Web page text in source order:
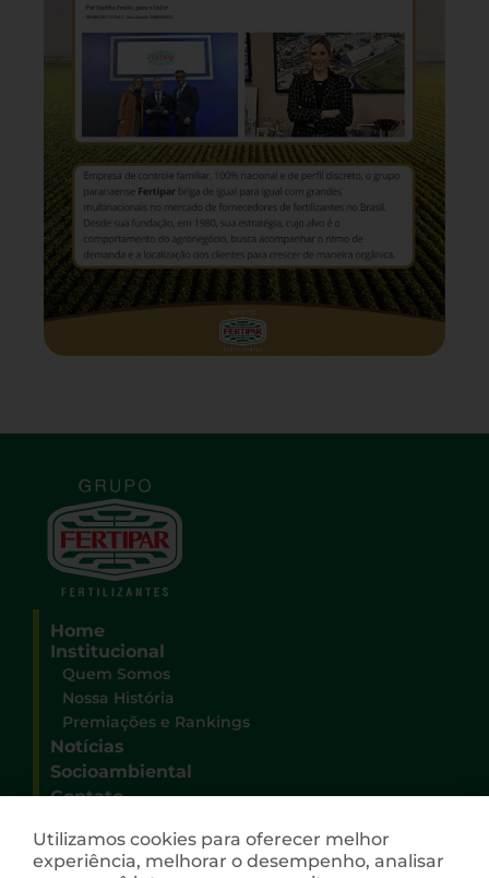
Home
Institucional
Quem Somos
Nossa História
Premiações e Rankings
Notícias
Socioambiental
Contato
Sede Administrativa Grupo Fertipar
Rua Deputado Heitor Alencar Furtado, 3100
Campo Comprido
Utilizamos cookies para oferecer melhor
experiência, melhorar o desempenho, analisar